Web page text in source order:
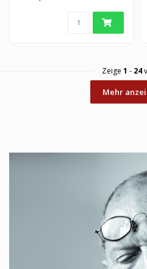
Zeige 1 - 24
Mehr